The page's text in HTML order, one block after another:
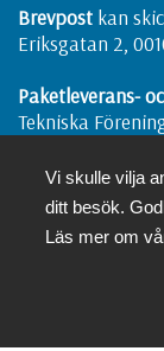
Brevpost kan
Eriksgatan 2,
Paketleverans-
Tekniska
Vi skulle vilja
ditt besök.
Läs mer om